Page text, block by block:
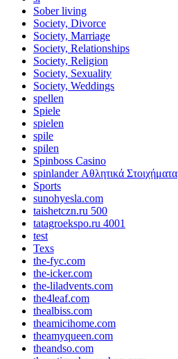
Sober living
Society, Divorce
Society, Marriage
Society, Relationships
Society, Religion
Society, Sexuality
Society, Weddings
spellen
Spiele
spielen
spile
spilen
Spinboss Casino
spinlander Αθλητικά Στοιχήματα
Sports
sunohyesla.com
taishetczn.ru 500
tatagroekspo.ru 4001
test
Texs
the-fyc.com
the-icker.com
the-liladvents.com
the4leaf.com
thealbiss.com
theamicihome.com
theamyqueen.com
theandso.com